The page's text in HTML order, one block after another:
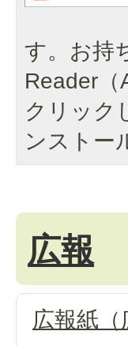
す。お持
Reader
クリック
ンストー
広報
広報紙